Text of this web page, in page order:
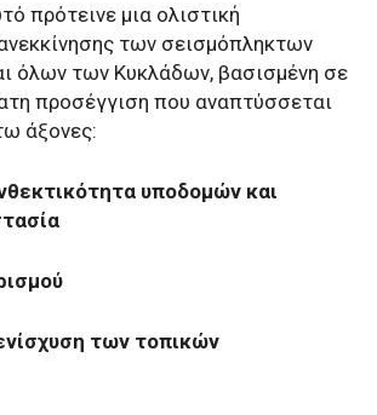
πρότεινε μια ολιστική
των σεισμόπληκτων
όλων των Κυκλάδων, βασισμένη σε
προσέγγιση που αναπτύσσεται
άξονες:
υποδομών και
των τοπικών